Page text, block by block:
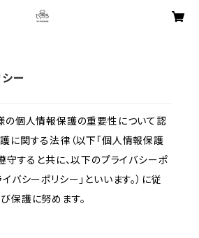
ー
の個人情報保護の重要性について認
に関する法律（以下「個人情報保護
遵守すると共に、以下のプライバシーポ
バシーポリシー」といいます。）に従
保護に努めます。